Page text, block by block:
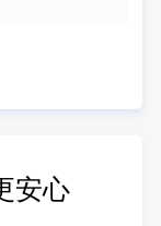
安心